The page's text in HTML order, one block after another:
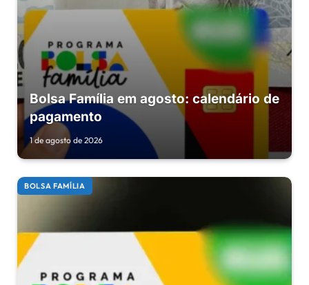
Bolsa Família em agosto: calendário de
pagamento
1 de agosto de 2026
BOLSA FAMÍLIA